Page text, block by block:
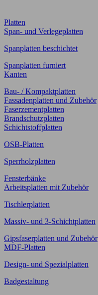
Platten
Span- und Verlegeplatten
Spanplatten beschichtet
Spanplatten furniert
Kanten
Bau- / Kompaktplatten
Fassadenplatten und Zubehör
Faserzementplatten
Brandschutzplatten
Schichtstoffplatten
OSB-Platten
Sperrholzplatten
Fensterbänke
Arbeitsplatten mit Zubehör
Tischlerplatten
Massiv- und 3-Schichtplatten
Gipsfaserplatten und Zubehör
MDF-Platten
Design- und Spezialplatten
Badgestaltung